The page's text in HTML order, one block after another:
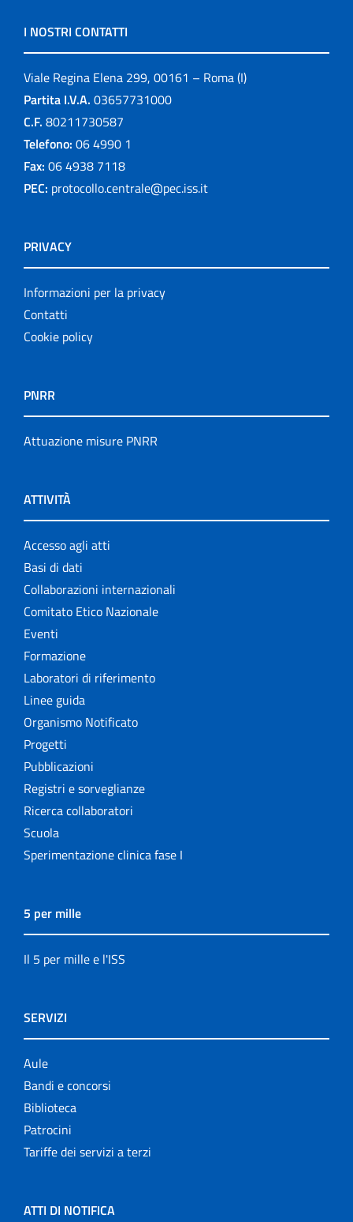
I NOSTRI CONTATTI
Viale Regina Elena 299, 00161 – Roma (I)
Partita I.V.A. 03657731000
C.F. 80211730587
Telefono: 06 4990 1
Fax: 06 4938 7118
PEC: protocollo.centrale@pec.iss.it
PRIVACY
Informazioni per la privacy
Contatti
Cookie policy
PNRR
Attuazione misure PNRR
ATTIVITÀ
Accesso agli atti
Basi di dati
Collaborazioni internazionali
Comitato Etico Nazionale
Eventi
Formazione
Laboratori di riferimento
Linee guida
Organismo Notificato
Progetti
Pubblicazioni
Registri e sorveglianze
Ricerca collaboratori
Scuola
Sperimentazione clinica fase I
5 per mille
Il 5 per mille e l'ISS
SERVIZI
Aule
Bandi e concorsi
Biblioteca
Patrocini
Tariffe dei servizi a terzi
ATTI DI NOTIFICA